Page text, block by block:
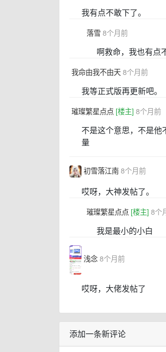
我有点不敢下了。
落雪8个月前
啊救命，我也有点
我命由我不由天8个月前
我等正式版再更新吧。
璀璨繁星点点 [楼主] 8个月前
不是这个意思，不是
量
初雪落江南8个月前
哎呀，大神发帖了。
璀璨繁星点点 [楼主] 8个
我是最小的小白
浅念8个月前
哎呀，大佬发帖了
添加一条新评论